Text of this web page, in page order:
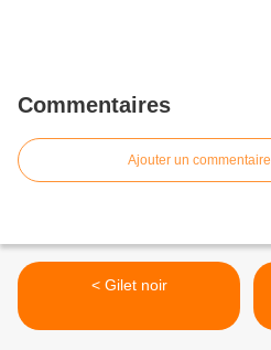
Commentaires
Ajouter un commentaire
< Gilet noir